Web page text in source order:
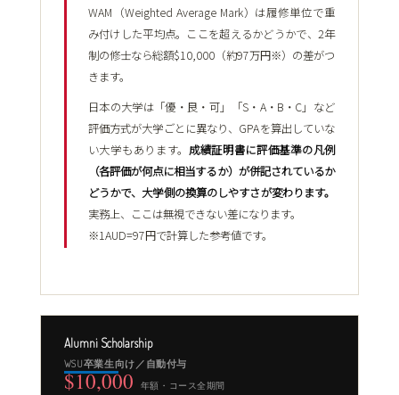
WAM（Weighted Average Mark）は履修単位で重
み付けした平均点。ここを超えるかどうかで、2年
制の修士なら総額$10,000（約97万円※）の差がつ
きます。
日本の大学は「優・良・可」「S・A・B・C」など
評価方式が大学ごとに異なり、GPAを算出していな
い大学もあります。 成績証明書に評価基準の凡例
（各評価が何点に相当するか）が併記されているか
どうかで、大学側の換算のしやすさが変わります。
実務上、ここは無視できない差になります。
※1AUD=97円で計算した参考値です。
Alumni Scholarship
WSU卒業生向け／自動付与
$10,000 年額・コース全期間